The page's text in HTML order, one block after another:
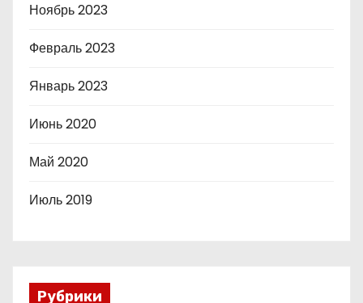
Ноябрь 2023
Февраль 2023
Январь 2023
Июнь 2020
Май 2020
Июль 2019
Рубрики